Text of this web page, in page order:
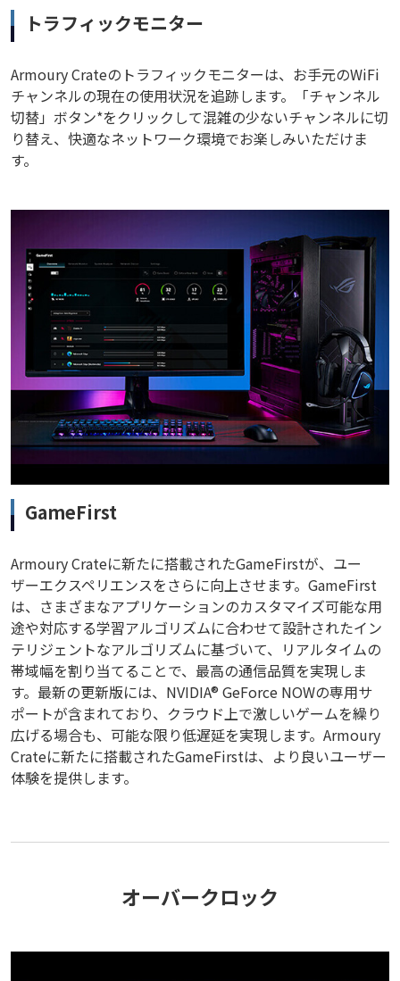
トラフィックモニター
Armoury Crateのトラフィックモニターは、お手元のWiFi
チャンネルの現在の使用状況を追跡します。「チャンネル
切替」ボタン*をクリックして混雑の少ないチャンネルに切
り替え、快適なネットワーク環境でお楽しみいただけま
す。
GameFirst
Armoury Crateに新たに搭載されたGameFirstが、ユー
ザーエクスペリエンスをさらに向上させます。GameFirst
は、さまざまなアプリケーションのカスタマイズ可能な用
途や対応する学習アルゴリズムに合わせて設計されたイン
テリジェントなアルゴリズムに基づいて、リアルタイムの
帯域幅を割り当てることで、最高の通信品質を実現しま
す。最新の更新版には、NVIDIA® GeForce NOWの専用サ
ポートが含まれており、クラウド上で激しいゲームを繰り
広げる場合も、可能な限り低遅延を実現します。Armoury
Crateに新たに搭載されたGameFirstは、より良いユーザー
体験を提供します。
オーバークロック